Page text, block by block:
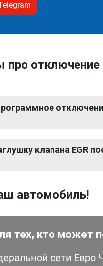
про
клапана EGR
автомобиль!
тех, кто может
сети Евро